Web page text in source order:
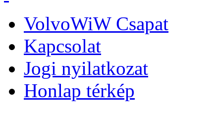
VolvoWiW Csapat
Kapcsolat
Jogi nyilatkozat
Honlap térkép